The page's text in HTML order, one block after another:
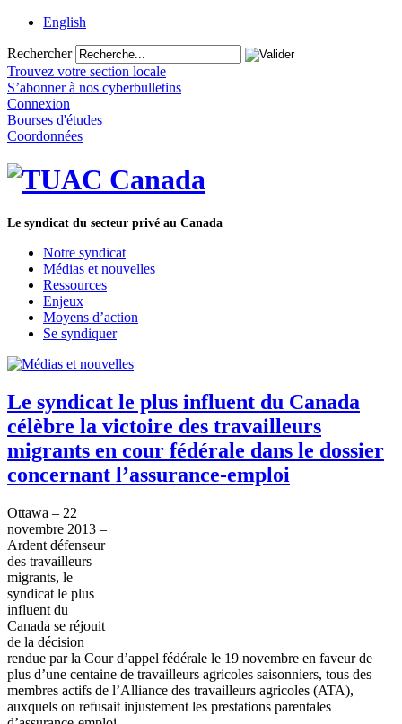
English
Rechercher
Trouvez votre section locale
S’abonner à nos cyberbulletins
Connexion
Bourses d'études
Coordonnées
Le syndicat du secteur privé au Canada
Notre syndicat
Médias et nouvelles
Ressources
Enjeux
Moyens d’action
Se syndiquer
Le syndicat le plus influent du Canada
célèbre la victoire des travailleurs
migrants en cour fédérale dans le dossier
concernant l’assurance-emploi
Ottawa – 22
novembre 2013 –
Ardent défenseur
des travailleurs
migrants, le
syndicat le plus
influent du
Canada se réjouit
de la décision
rendue par la Cour d’appel fédérale le 19 novembre en faveurde
plus d’une centaine de travailleurs agricoles saisonniers, tous des
membres actifs de l’Alliance des travailleurs agricoles (ATA),
auxquels on refusait injustement les prestations parentales